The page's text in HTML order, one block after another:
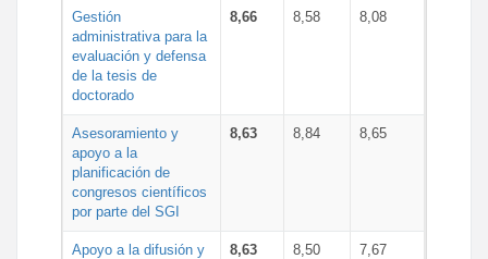
Gestión
administrativa para la
evaluación y defensa
de la tesis de
doctorado
8,66 8,58 8,08
Asesoramiento y
apoyo a la
planificación de
congresos científicos
por parte del SGI
8,63 8,84 8,65
Apoyo a la difusión y
8,63 8,50 7,67